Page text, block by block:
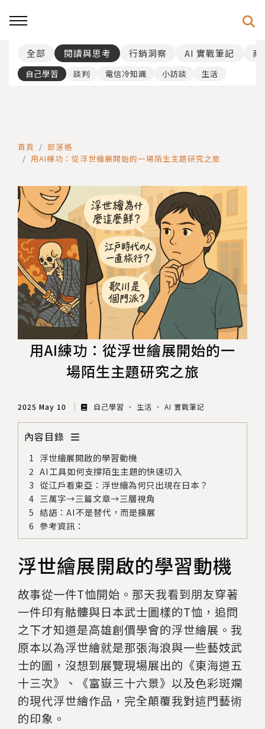
全部 閱讀與思考 行銷洞察 AI 實戰筆記 商
自己學習 談判 電信冷知識 小訪談 生活
首頁
部落格
用AI練功：從浮世繪展開始的一場陌生主題研究之旅
用AI練功：從浮世繪展開始的一
場陌生主題研究之旅
2025 May 10 自己學習 生活 AI 實戰筆記
內容目錄
浮世繪展開啟的學習動機
AI工具如何支撐陌生主題的快速切入
從江戶看東亞：浮世繪為何只出現在日本？
三萬字→三篇文章→三層視角
結語：AI不是替代，而是擴展
參考資訊：
浮世繪展開啟的學習動機
故事從一件T恤開始。那天我看到朋友穿著
一件印有骷髏與日本武士圖樣的T恤，追問
之下才知道是高雄創價學會的浮世繪展。我
原本以為浮世繪就是那張海浪與一些藝妓武
士的圖，沒想到展覽現場展出的《東海道五
十三次》、《富嶽三十六景》以及色彩斑斕
的現代浮世繪作品，完全顛覆我對這門藝術
的印象。